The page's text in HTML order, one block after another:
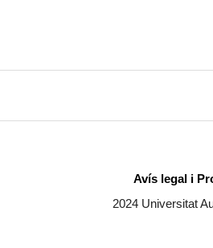
Avís legal i
2024 Universitat